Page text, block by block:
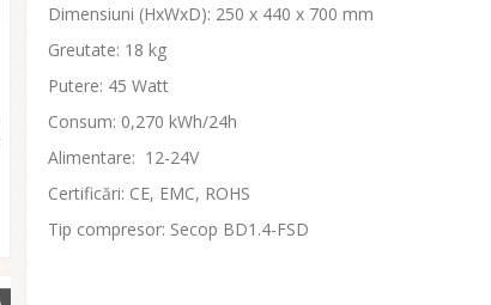
Dimensiuni (HxWxD): 250 x 440 x 700 mm
Greutate: 18 kg
Putere: 45 Watt
Consum: 0,270 kWh/24h
Alimentare: 12-24V
Certificări: CE, EMC, ROHS
Tip compresor: Secop BD1.4-FSD